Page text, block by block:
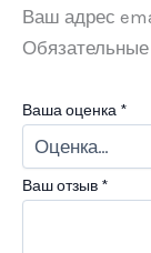
Ваш адрес
Ваша оценка *
Ваш отзыв *